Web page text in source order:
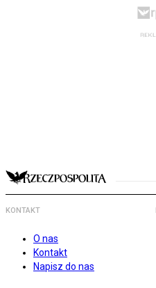
KONTAKT
O nas
Kontakt
Napisz do nas